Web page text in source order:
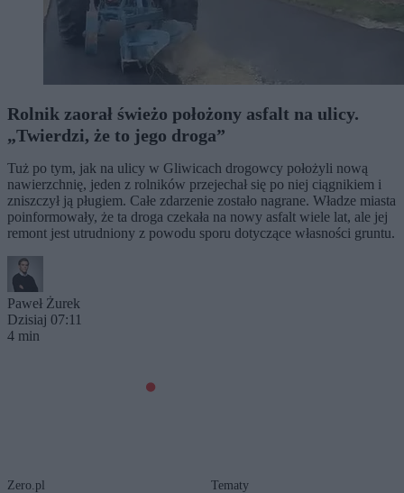
Rolnik zaorał świeżo położony asfalt na ulicy.
„Twierdzi, że to jego droga”
Tuż po tym, jak na ulicy w Gliwicach drogowcy położyli nową
nawierzchnię, jeden z rolników przejechał się po niej ciągnikiem i
zniszczył ją pługiem. Całe zdarzenie zostało nagrane. Władze miasta
poinformowały, że ta droga czekała na nowy asfalt wiele lat, ale jej
remont jest utrudniony z powodu sporu dotyczące własności gruntu.
Paweł Żurek
Dzisiaj 07:11
4 min
Zero.pl Tematy